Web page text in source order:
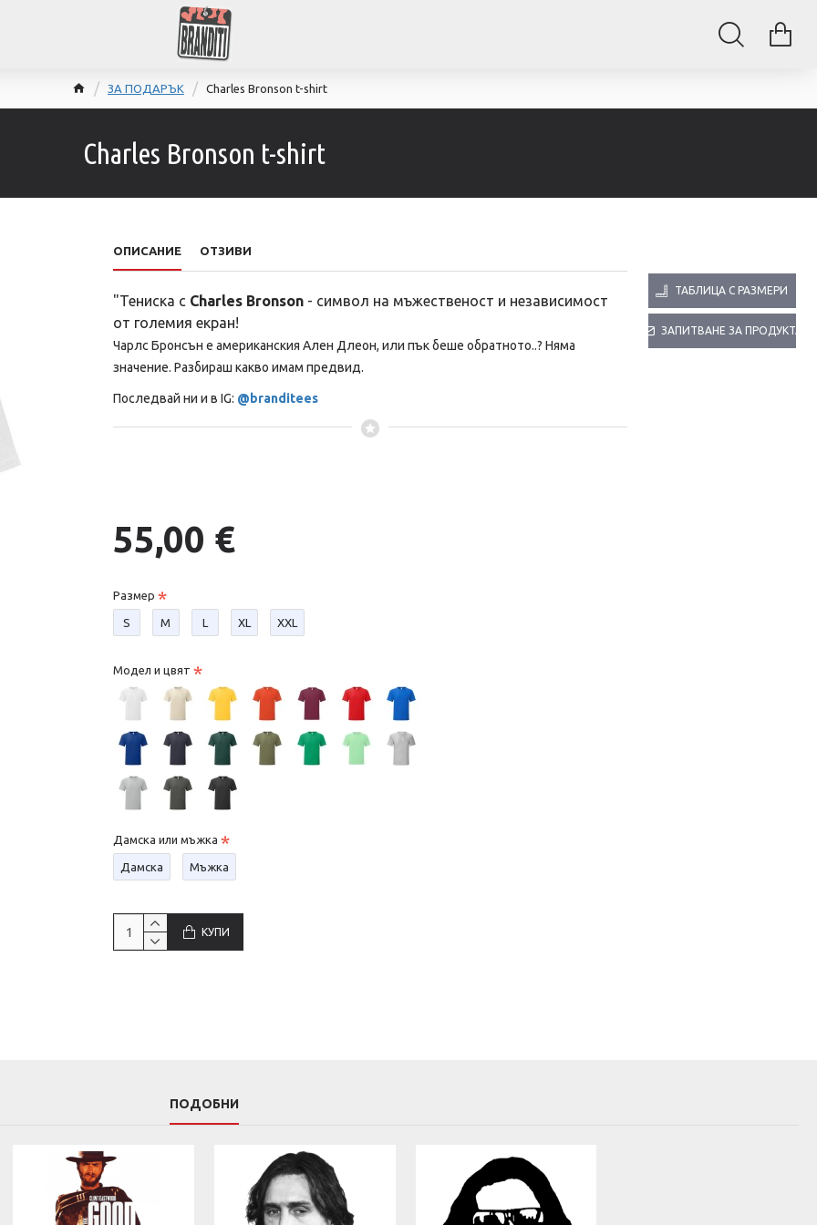
ЗА ПОДАРЪК Charles Bronson t-shirt
Charles Bronson t-shirt
ОПИСАНИЕ ОТЗИВИ
"Тениска с Charles Bronson- символ на мъжественост и независимост
от големия екран!
Чарлс Бронсън е американския Ален Длеон, или пък беше обратното..? Няма
значение. Разбираш какво имам предвид.
Последвай ни и в IG: @branditees
ТАБЛИЦА С РАЗМЕРИ
ЗАПИТВАНЕ ЗА ПРОДУКТА
55,00 €
Размер
S М L XL XXL
Модел и цвят
Дамска или мъжка
Дамска Мъжка
КУПИ
ПОДОБНИ